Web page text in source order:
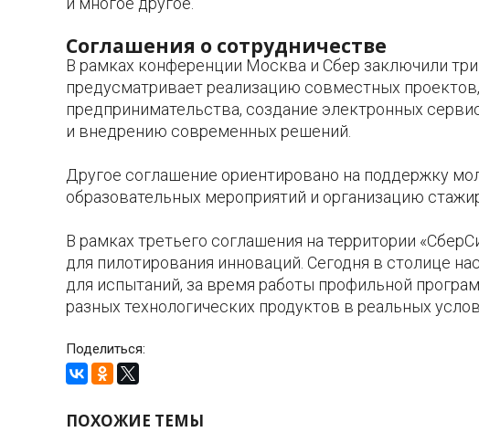
Соглашения о сотрудничестве
В рамках конференции Москва и Сбер заключили
предусматривает реализацию совместных
предпринимательства, создание электронных
и внедрению современных решений.
Другое соглашение ориентировано на поддержку
образовательных мероприятий и организацию
В рамках третьего соглашения на территории
для пилотирования инноваций. Сегодня в столице
для испытаний, за время работы профильной
разных технологических продуктов в реальных
Поделиться:
ПОХОЖИЕ ТЕМЫ